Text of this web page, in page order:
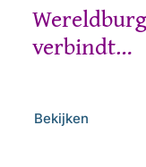
verbindt…
Bekijken